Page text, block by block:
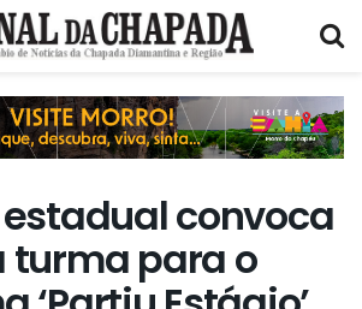
convoca
turma para o